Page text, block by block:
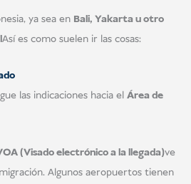
ya sea en Bali, Yakarta u otro
Así es como suelen ir las cosas:
las indicaciones hacia el Área de
(Visado electrónico a la llegada)ve
Algunos aeropuertos tienen